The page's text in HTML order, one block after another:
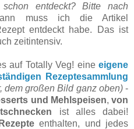
schon entdeckt? Bitte nach
muss ich die Artikel
entdeckt habe. Das ist
zeitintensiv.
auf Totally Veg! eine eigene
Rezeptesammlung
dem großen Bild ganz oben)-
und Mehlspeisen,von
ist alles dabei!
enthalten, und jedes